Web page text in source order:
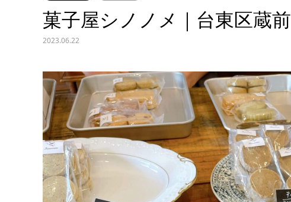
菓子屋シノノメ｜台東区蔵前
2023.06.22